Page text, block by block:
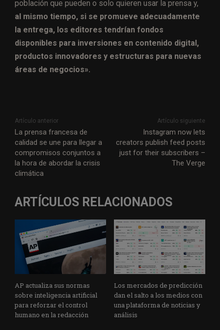
población que pueden o solo quieren usar la prensa y,
al mismo tiempo, si se promueve adecuadamente
la entrega, los editores tendrían fondos
disponibles para inversiones en contenido digital,
productos innovadores y estructuras para nuevas
áreas de negocios».
Artículo anterior
La prensa francesa de
calidad se une para llegar a
compromisos conjuntos a
la hora de abordar la crisis
climática
Artículo siguiente
Instagram now lets
creators publish feed posts
just for their subscribers –
The Verge
ARTÍCULOS RELACIONADOS
AP actualiza sus normas
sobre inteligencia artificial
para reforzar el control
humano en la redacción
Los mercados de predicción
dan el salto a los medios con
una plataforma de noticias y
análisis